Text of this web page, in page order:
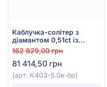
Каблучка-солітер з
діамантом 0,51ct із
червоного золота 585°,
арт. К403-5.0к-бр
162 829,00 грн
81 414,50 грн
(арт. К403-5.0к-бр)